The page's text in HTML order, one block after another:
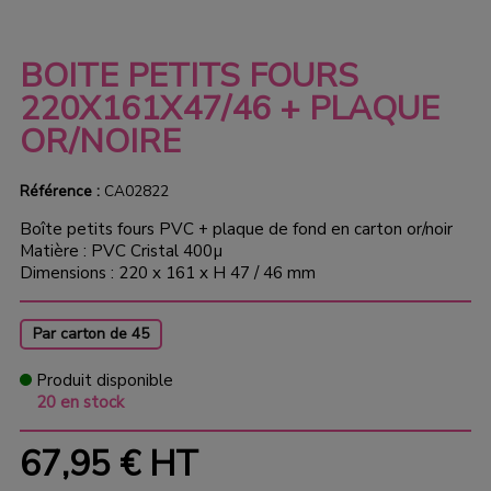
BOITE PETITS FOURS
220X161X47/46 + PLAQUE
OR/NOIRE
Référence :CA02822
Boîte petits fours PVC + plaque de fond en carton or/noir
Matière : PVC Cristal 400µ
Dimensions : 220 x 161 x H 47 / 46 mm
Par carton de 45
Produit disponible
20 en stock
67,95 € HT